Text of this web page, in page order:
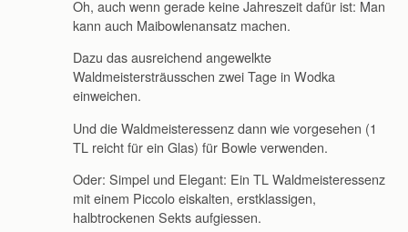
Oh, auch wenn gerade keine Jahreszeit dafür ist: Man
kann auch Maibowlenansatz machen.
Dazu das ausreichend angewelkte
Waldmeistersträusschen zwei Tage in Wodka
einweichen.
Und die Waldmeisteressenz dann wie vorgesehen (1
TL reicht für ein Glas) für Bowle verwenden.
Oder: Simpel und Elegant: Ein TL Waldmeisteressenz
mit einem Piccolo eiskalten, erstklassigen,
halbtrockenen Sekts aufgiessen.